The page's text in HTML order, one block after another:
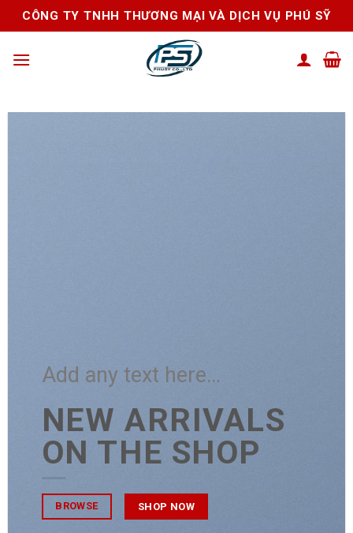
Skip
to
CÔNG TY TNHH THƯƠNG MẠI VÀ DỊCH VỤ PHÚ SỸ
Add any text here…
NEW ARRIVALS
ON THE SHOP
BROWSE SHOP NOW